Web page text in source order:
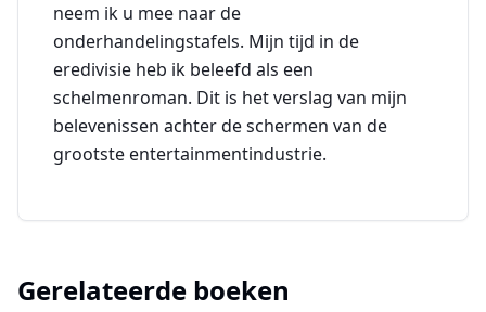
neem ik u mee naar de
onderhandelingstafels. Mijn tijd in de
eredivisie heb ik beleefd als een
schelmenroman. Dit is het verslag van mijn
belevenissen achter de schermen van de
grootste entertainmentindustrie.
Gerelateerde boeken